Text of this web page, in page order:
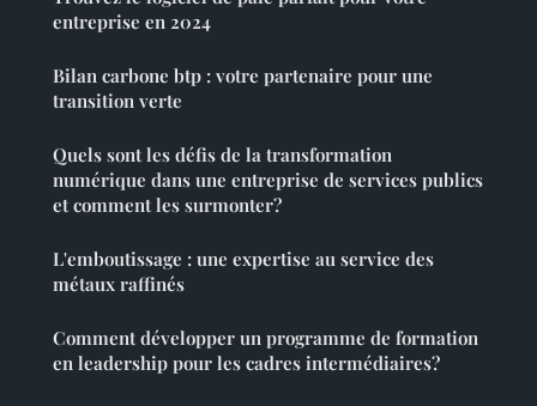
entreprise en 2024
Bilan carbone btp : votre partenaire pour une
transition verte
Quels sont les défis de la transformation
numérique dans une entreprise de services publics
et comment les surmonter?
L'emboutissage : une expertise au service des
métaux raffinés
Comment développer un programme de formation
en leadership pour les cadres intermédiaires?